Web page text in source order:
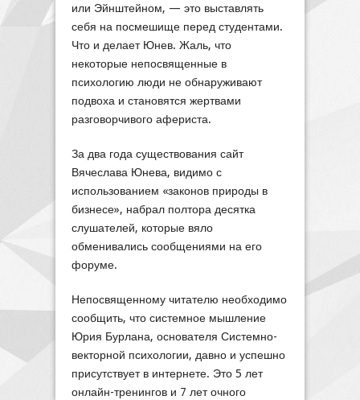
или Эйнштейном, — это выставлять
себя на посмешище перед студентами.
Что и делает Юнев. Жаль, что
некоторые непосвященные в
психологию люди не обнаруживают
подвоха и становятся жертвами
разговорчивого афериста.
За два года существования сайт
Вячеслава Юнева, видимо с
использованием «законов природы в
бизнесе», набрал полтора десятка
слушателей, которые вяло
обменивались сообщениями на его
форуме.
Непосвященному читателю необходимо
сообщить, что системное мышление
Юрия Бурлана, основателя Системно-
векторной психологии, давно и успешно
присутствует в интернете. Это 5 лет
онлайн-тренингов и 7 лет очного